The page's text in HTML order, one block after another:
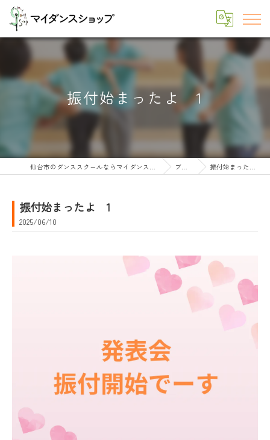
振付始まったよ 1
仙台市のダンススクールならマイダンスショップ ブログ 振付始まったよ 1
振付始まったよ 1
2025/06/10